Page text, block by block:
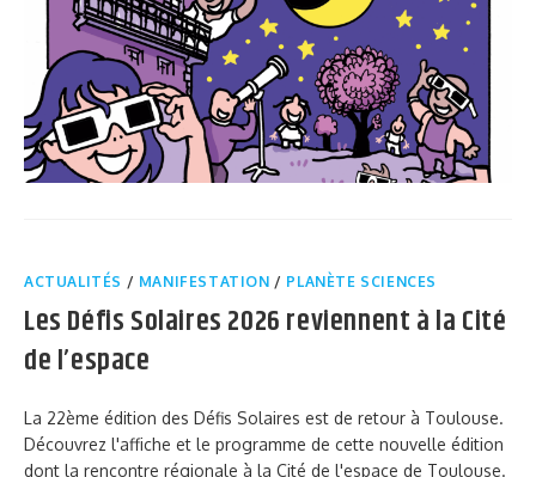
ACTUALITÉS / MANIFESTATION / PLANÈTE SCIENCES
Les Défis Solaires 2026 reviennent à la Cité
de l’espace
La 22ème édition des Défis Solaires est de retour à Toulouse.
Découvrez l'affiche et le programme de cette nouvelle édition
dont la rencontre régionale à la Cité de l'espace de Toulouse.